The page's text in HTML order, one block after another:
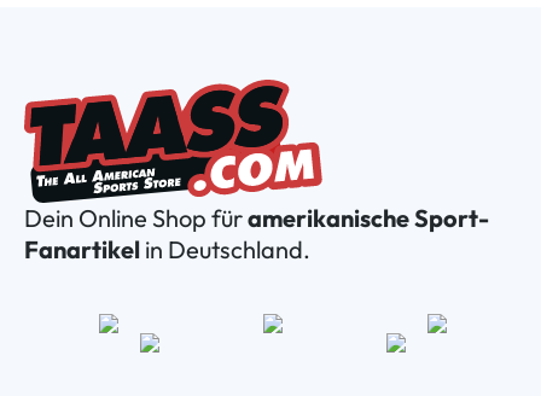
Dein Online Shop füramerikanische Sport-
Fanartikel in Deutschland.